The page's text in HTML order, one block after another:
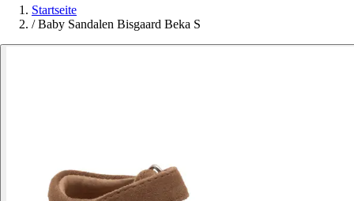
Startseite
/ Baby Sandalen Bisgaard Beka S